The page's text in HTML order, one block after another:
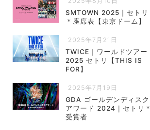
SMTOWN 2025｜セトリ
＊座席表【東京ドーム】
2025年7月21日
TWICE｜ワールドツアー
2025 セトリ【THIS IS
FOR】
2025年7月19日
GDA ゴールデンディスク
アワード 2024｜セトリ＊
受賞者